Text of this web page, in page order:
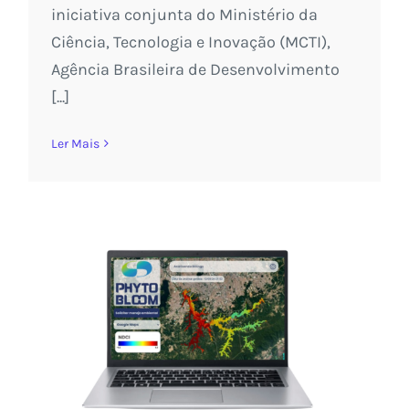
iniciativa conjunta do Ministério da
Ciência, Tecnologia e Inovação (MCTI),
Agência Brasileira de Desenvolvimento
[...]
Ler Mais
Com a plataforma PhytoBloom, a
startup SIAPESQ coloca o Brasil na
vanguarda da gestão ambiental
sustentável
Sem categoria